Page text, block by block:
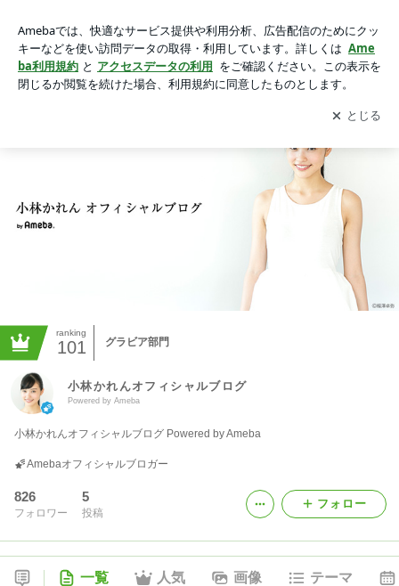
アプリをダウンロードして ブログの更新通知
を受け取りまし
ょう。
開く
ranking
101 グラビア部門
小林かれんオフィシャルブログ
Powered by Ameba
小林かれんオフィシャルブログ Powered by Ameba
Amebaオフィシャルブロガー
826
フォロワー
5
投稿
フォロー
一覧 人気 画像 テーマ